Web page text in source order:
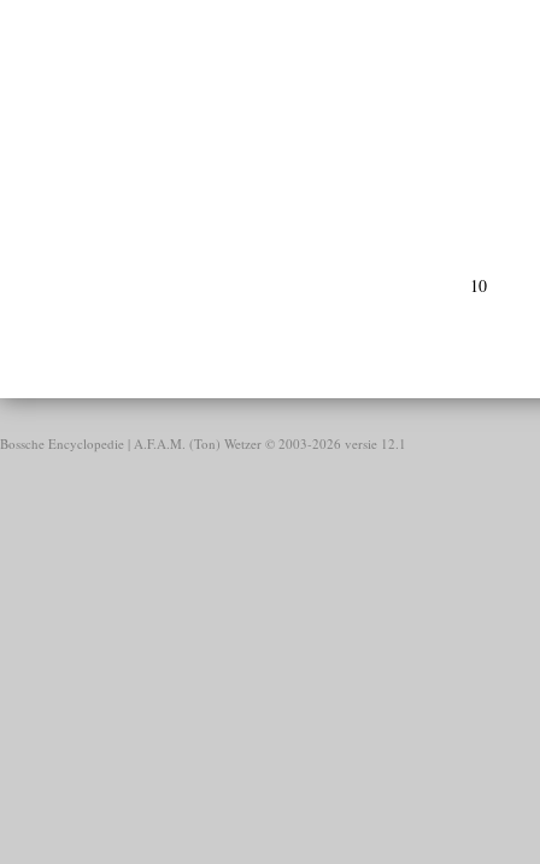
10
Bossche Encyclopedie | A.F.A.M. (Ton) Wetzer © 2003-2026 versie 12.1